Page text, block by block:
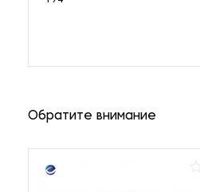
Обратите внимание